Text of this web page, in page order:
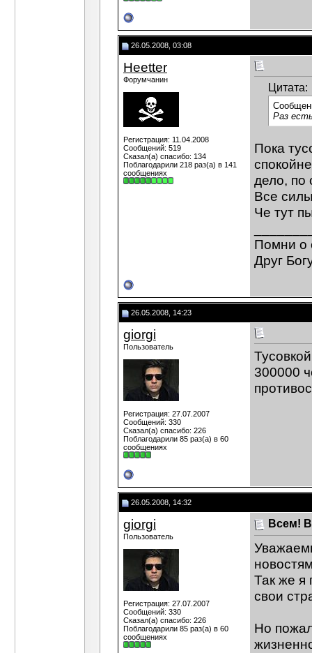
26.05.2008, 03:08
Heetter
Форумчанин
Регистрация: 11.04.2008
Сообщений: 519
Сказал(а) спасибо: 134
Поблагодарили 218 раз(а) в 141
сообщениях
Цитата:
Раз
Пока
дело, по
Все
Че тут
Помни о
Друг
26.05.2008, 14:23
giorgi
Пользователь
Регистрация: 27.07.2007
Сообщений: 330
Сказал(а) спасибо: 226
Поблагодарили 85 раз(а) в 60
сообщениях
300000
26.05.2008, 14:32
giorgi
Пользователь
Регистрация: 27.07.2007
Сообщений: 330
Сказал(а) спасибо: 226
Поблагодарили 85 раз(а) в 60
сообщениях
Всем!
Так же я
свои
Но